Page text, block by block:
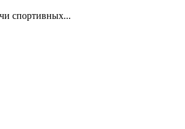
спортивных...